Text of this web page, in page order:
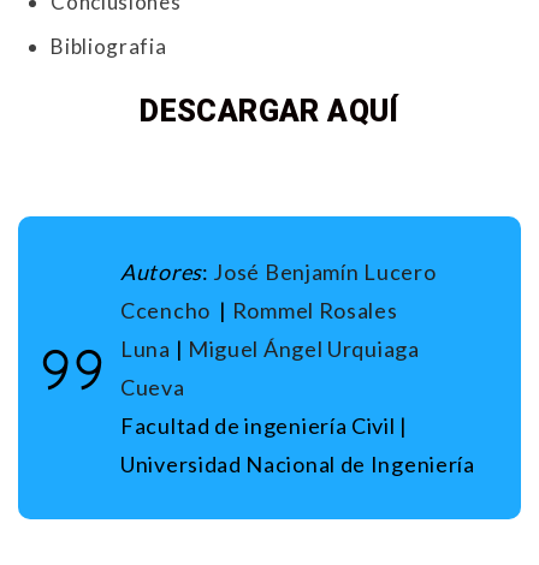
Bibliografia
DESCARGAR AQUÍ
Autores: José Benjamín Lucero
Ccencho | Rommel Rosales
Luna | Miguel Ángel Urquiaga
Cueva
Facultad de ingeniería Civil |
Universidad Nacional de Ingeniería